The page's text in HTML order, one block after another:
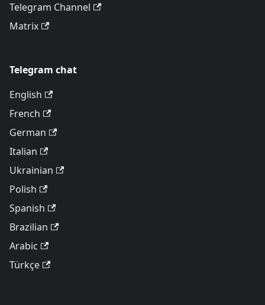
Telegram Channel
Matrix
Telegram chat
English
French
German
Italian
Ukrainian
Polish
Spanish
Brazilian
Arabic
Türkçe